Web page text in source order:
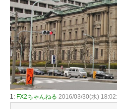
1: FX2ちゃんねる 2016/03/30(水)